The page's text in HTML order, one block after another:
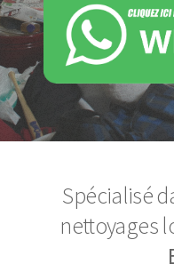
Spécialisé
nettoyages